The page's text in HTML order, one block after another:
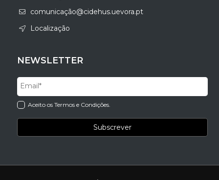
comunicação@cidehus.uevora.pt
Localização
NEWSLETTER
Aceito os Termos e Condições.